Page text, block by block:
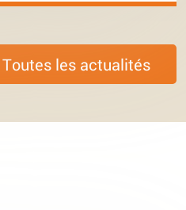
Toutes les actualités